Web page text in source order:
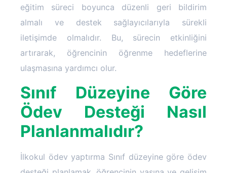
eğitim süreci boyunca düzenli geri bildirim
almalı ve destek sağlayıcılarıyla sürekli
iletişimde olmalıdır. Bu, sürecin etkinliğini
artırarak, öğrencinin öğrenme hedeflerine
ulaşmasına yardımcı olur.
Sınıf Düzeyine Göre
Ödev Desteği Nasıl
Planlanmalıdır?
İlkokul ödev yaptırma Sınıf düzeyine göre ödev